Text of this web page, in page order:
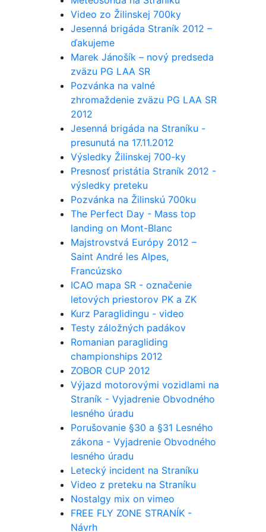
Video zo Žilinskej 700ky
Jesenná brigáda Straník 2012 –
ďakujeme
Marek Jánošík – nový predseda
zväzu PG LAA SR
Pozvánka na valné
zhromaždenie zväzu PG LAA SR
2012
Jesenná brigáda na Straníku -
presunutá na 17.11.2012
Výsledky Žilinskej 700-ky
Presnosť pristátia Straník 2012 -
výsledky preteku
Pozvánka na Žilinskú 700ku
The Perfect Day - Mass top
landing on Mont-Blanc
Majstrovstvá Európy 2012 –
Saint André les Alpes,
Francúzsko
ICAO mapa SR - označenie
letových priestorov PK a ZK
Kurz Paraglidingu - video
Testy záložných padákov
Romanian paragliding
championships 2012
ZOBOR CUP 2012
Výjazd motorovými vozidlami na
Straník - Vyjadrenie Obvodného
lesného úradu
Porušovanie §30 a §31 Lesného
zákona - Vyjadrenie Obvodného
lesného úradu
Letecký incident na Straníku
Video z preteku na Straníku
Nostalgy mix on vimeo
FREE FLY ZONE STRANÍK -
Návrh